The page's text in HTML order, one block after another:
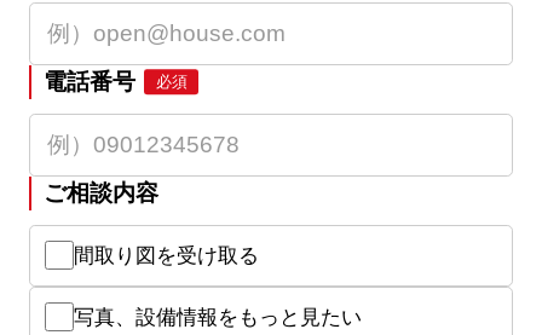
電話番号 必須
ご相談内容
間取り図を受け取る
写真、設備情報をもっと見たい